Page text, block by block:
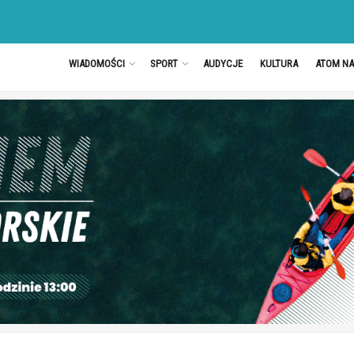
WIADOMOŚCI SPORT AUDYCJE KULTURA ATOM